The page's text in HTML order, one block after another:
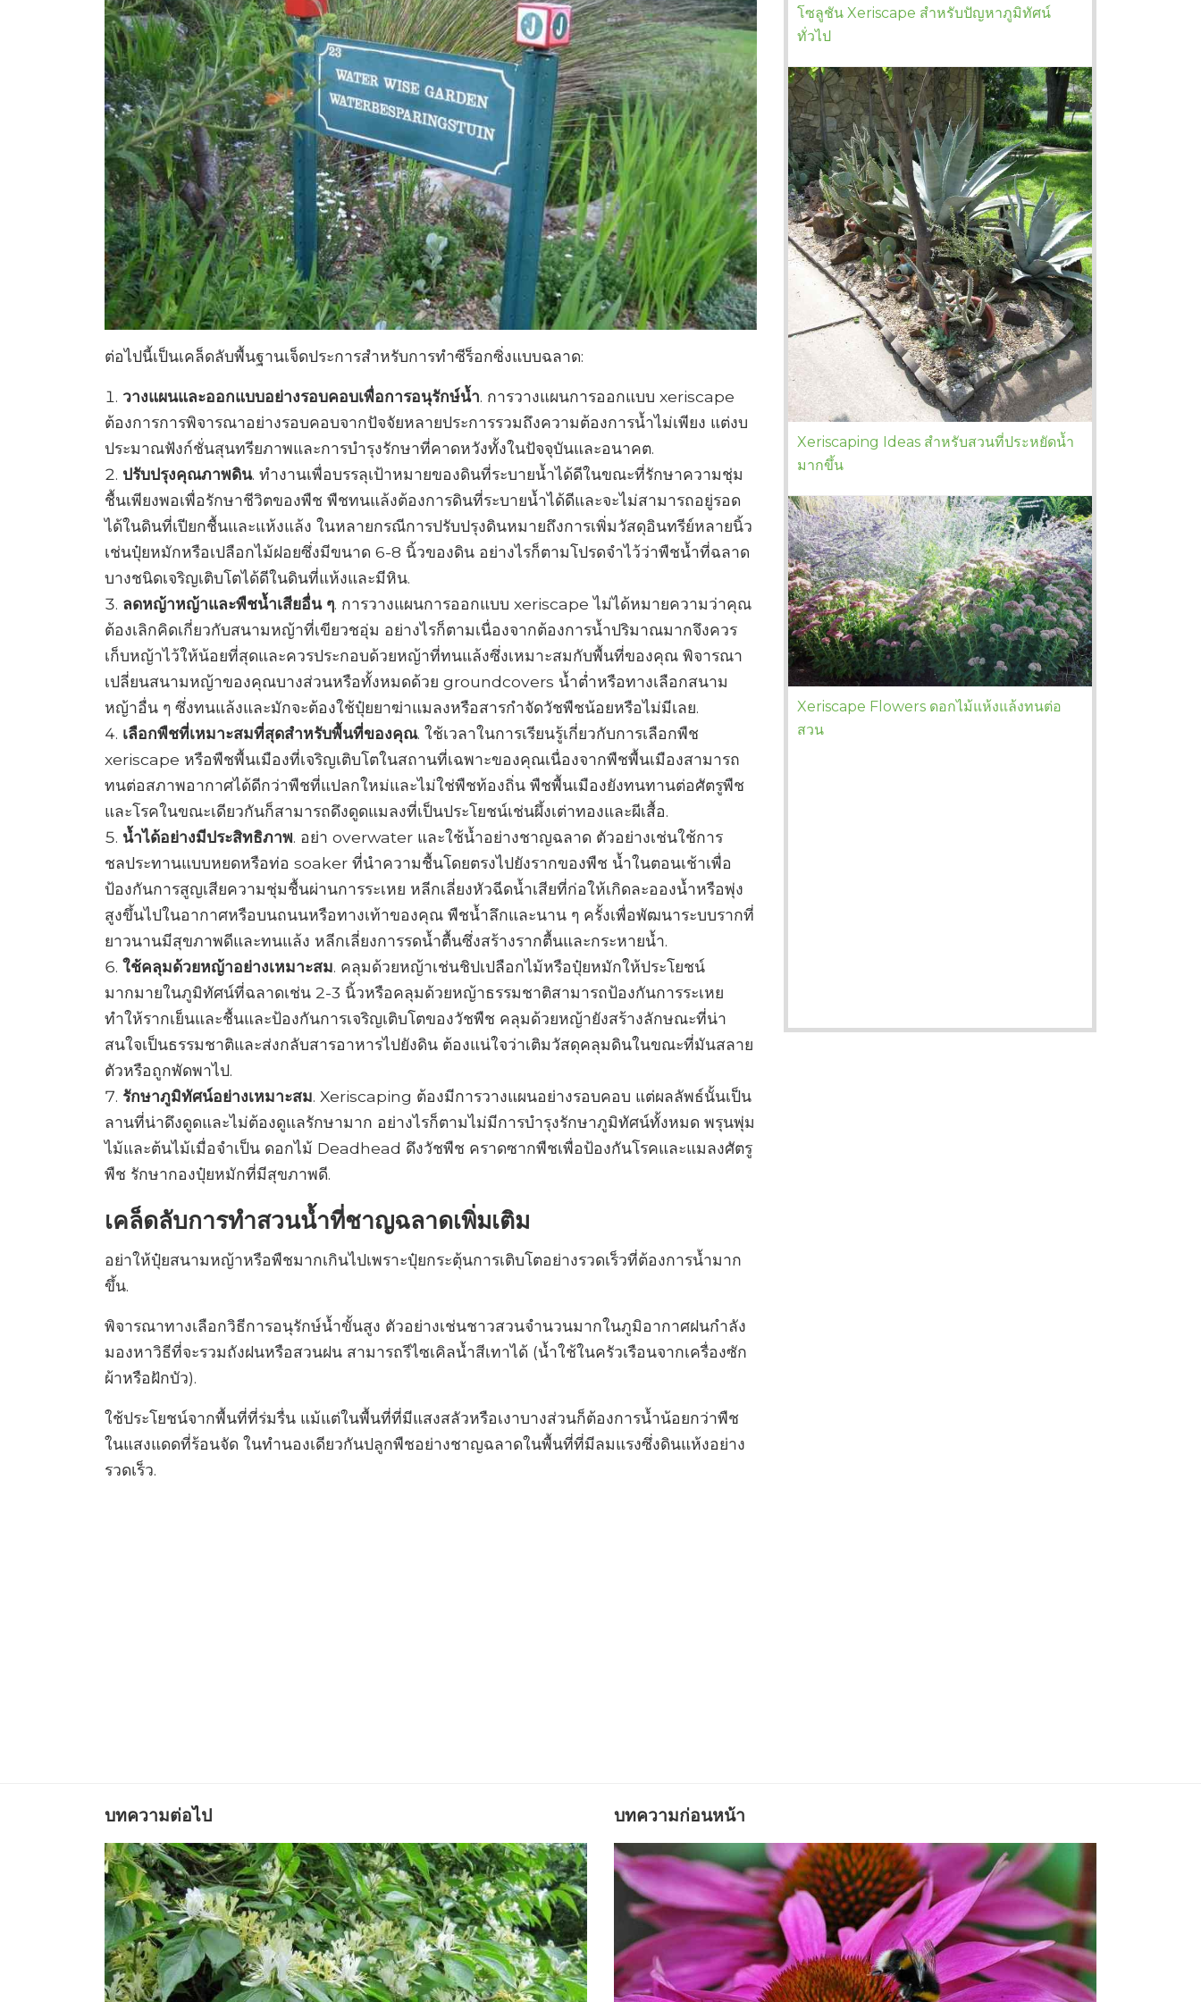
ต่อไปนี้เป็นเคล็ดลับพื้นฐานเจ็ดประการสำหรับการทำซีร็อกซิ่งแบบฉลาด:
วางแผนและออกแบบอย่างรอบคอบเพื่อการอนุรักษ์น้ำ. การวางแผนการออกแบบ xeriscape
ต้องการการพิจารณาอย่างรอบคอบจากปัจจัยหลายประการรวมถึงความต้องการน้ำไม่เพียง แต่งบ
ประมาณฟังก์ชั่นสุนทรียภาพและการบำรุงรักษาที่คาดหวังทั้งในปัจจุบันและอนาคต.
ปรับปรุงคุณภาพดิน. ทำงานเพื่อบรรลุเป้าหมายของดินที่ระบายน้ำได้ดีในขณะที่รักษาความชุ่ม
ชื้นเพียงพอเพื่อรักษาชีวิตของพืช พืชทนแล้งต้องการดินที่ระบายน้ำได้ดีและจะไม่สามารถอยู่รอด
ได้ในดินที่เปียกชื้นและแห้งแล้ง ในหลายกรณีการปรับปรุงดินหมายถึงการเพิ่มวัสดุอินทรีย์หลายนิ้ว
เช่นปุ๋ยหมักหรือเปลือกไม้ฝอยซึ่งมีขนาด 6-8 นิ้วของดิน อย่างไรก็ตามโปรดจำไว้ว่าพืชน้ำที่ฉลาด
บางชนิดเจริญเติบโตได้ดีในดินที่แห้งและมีหิน.
ลดหญ้าหญ้าและพืชน้ำเสียอื่น ๆ. การวางแผนการออกแบบ xeriscape ไม่ได้หมายความว่าคุณ
ต้องเลิกคิดเกี่ยวกับสนามหญ้าที่เขียวชอุ่ม อย่างไรก็ตามเนื่องจากต้องการน้ำปริมาณมากจึงควร
เก็บหญ้าไว้ให้น้อยที่สุดและควรประกอบด้วยหญ้าที่ทนแล้งซึ่งเหมาะสมกับพื้นที่ของคุณ พิจารณา
เปลี่ยนสนามหญ้าของคุณบางส่วนหรือทั้งหมดด้วย groundcovers น้ำต่ำหรือทางเลือกสนาม
หญ้าอื่น ๆ ซึ่งทนแล้งและมักจะต้องใช้ปุ๋ยยาฆ่าแมลงหรือสารกำจัดวัชพืชน้อยหรือไม่มีเลย.
เลือกพืชที่เหมาะสมที่สุดสำหรับพื้นที่ของคุณ. ใช้เวลาในการเรียนรู้เกี่ยวกับการเลือกพืช
xeriscape หรือพืชพื้นเมืองที่เจริญเติบโตในสถานที่เฉพาะของคุณเนื่องจากพืชพื้นเมืองสามารถ
ทนต่อสภาพอากาศได้ดีกว่าพืชที่แปลกใหม่และไม่ใช่พืชท้องถิ่น พืชพื้นเมืองยังทนทานต่อศัตรูพืช
และโรคในขณะเดียวกันก็สามารถดึงดูดแมลงที่เป็นประโยชน์เช่นผึ้งเต่าทองและผีเสื้อ.
น้ำได้อย่างมีประสิทธิภาพ. อย่า overwater และใช้น้ำอย่างชาญฉลาด ตัวอย่างเช่นใช้การ
ชลประทานแบบหยดหรือท่อ soaker ที่นำความชื้นโดยตรงไปยังรากของพืช น้ำในตอนเช้าเพื่อ
ป้องกันการสูญเสียความชุ่มชื้นผ่านการระเหย หลีกเลี่ยงหัวฉีดน้ำเสียที่ก่อให้เกิดละอองน้ำหรือพุ่ง
สูงขึ้นไปในอากาศหรือบนถนนหรือทางเท้าของคุณ พืชน้ำลึกและนาน ๆ ครั้งเพื่อพัฒนาระบบรากที่
ยาวนานมีสุขภาพดีและทนแล้ง หลีกเลี่ยงการรดน้ำตื้นซึ่งสร้างรากตื้นและกระหายน้ำ.
ใช้คลุมด้วยหญ้าอย่างเหมาะสม. คลุมด้วยหญ้าเช่นชิปเปลือกไม้หรือปุ๋ยหมักให้ประโยชน์
มากมายในภูมิทัศน์ที่ฉลาดเช่น 2-3 นิ้วหรือคลุมด้วยหญ้าธรรมชาติสามารถป้องกันการระเหย
ทำให้รากเย็นและชื้นและป้องกันการเจริญเติบโตของวัชพืช คลุมด้วยหญ้ายังสร้างลักษณะที่น่า
สนใจเป็นธรรมชาติและส่งกลับสารอาหารไปยังดิน ต้องแน่ใจว่าเติมวัสดุคลุมดินในขณะที่มันสลาย
ตัวหรือถูกพัดพาไป.
รักษาภูมิทัศน์อย่างเหมาะสม. Xeriscaping ต้องมีการวางแผนอย่างรอบคอบ แต่ผลลัพธ์นั้นเป็น
ลานที่น่าดึงดูดและไม่ต้องดูแลรักษามาก อย่างไรก็ตามไม่มีการบำรุงรักษาภูมิทัศน์ทั้งหมด พรุนพุ่ม
ไม้และต้นไม้เมื่อจำเป็น ดอกไม้ Deadhead ดึงวัชพืช คราดซากพืชเพื่อป้องกันโรคและแมลงศัตรู
พืช รักษากองปุ๋ยหมักที่มีสุขภาพดี.
เคล็ดลับการทำสวนน้ำที่ชาญฉลาดเพิ่มเติม
อย่าให้ปุ๋ยสนามหญ้าหรือพืชมากเกินไปเพราะปุ๋ยกระตุ้นการเติบโตอย่างรวดเร็วที่ต้องการน้ำมาก
ขึ้น.
พิจารณาทางเลือกวิธีการอนุรักษ์น้ำขั้นสูง ตัวอย่างเช่นชาวสวนจำนวนมากในภูมิอากาศฝนกำลัง
มองหาวิธีที่จะรวมถังฝนหรือสวนฝน สามารถรีไซเคิลน้ำสีเทาได้ (น้ำใช้ในครัวเรือนจากเครื่องซัก
ผ้าหรือฝักบัว).
ใช้ประโยชน์จากพื้นที่ที่ร่มรื่น แม้แต่ในพื้นที่ที่มีแสงสลัวหรือเงาบางส่วนก็ต้องการน้ำน้อยกว่าพืช
ในแสงแดดที่ร้อนจัด ในทำนองเดียวกันปลูกพืชอย่างชาญฉลาดในพื้นที่ที่มีลมแรงซึ่งดินแห้งอย่าง
รวดเร็ว.
โซลูชัน Xeriscape สำหรับปัญหาภูมิทัศน์
ทั่วไป
Xeriscaping Ideas สำหรับสวนที่ประหยัดน้ำ
มากขึ้น
Xeriscape Flowers ดอกไม้แห้งแล้งทนต่อ
สวน
บทความต่อไป บทความก่อนหน้า